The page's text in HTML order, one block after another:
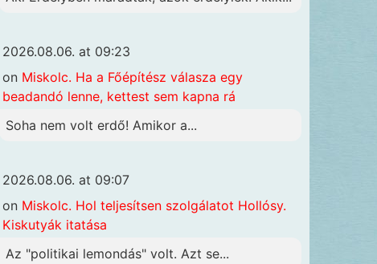
2026.08.06. at 09:23
on Miskolc. Ha a Főépítész válasza egy
beadandó lenne, kettest sem kapna rá
Soha nem volt erdő! Amikor a...
2026.08.06. at 09:07
on Miskolc. Hol teljesítsen szolgálatot Hollósy.
Kiskutyák itatása
Az "politikai lemondás" volt. Azt se...